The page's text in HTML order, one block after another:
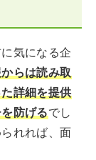
気になる企
らは読み取
詳細を提供
防げるでし
れれば、面